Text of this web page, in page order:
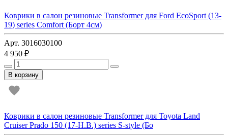
Коврики в салон резиновые Transformer для Ford EcoSport (13-
19) series Comfort (Борт 4см)
Арт. 3016030100
4 950 ₽
В корзину
Коврики в салон резиновые Transformer для Toyota Land
Cruiser Prado 150 (17-Н.В.) series S-style (Бо